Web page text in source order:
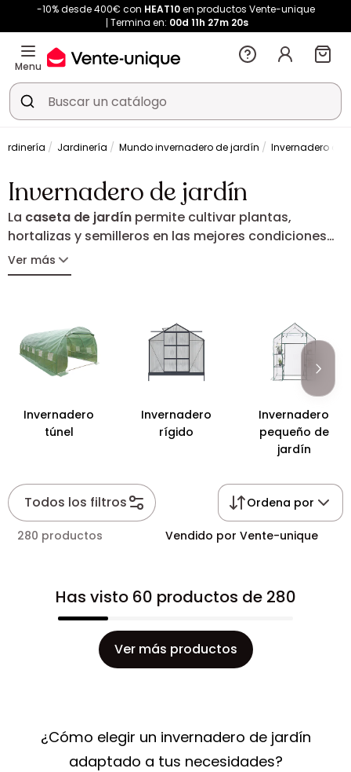
-10% desde 400€ con HEAT10en productos Vente-unique
Termina en: 00d 11h 27m 19s
Menu
Jardinería Mundo invernadero de jardín Invernadero de
Invernadero de jardín
La caseta de jardín permite cultivar plantas,
hortalizas y semilleros en las mejores condiciones
durante todo el año. Protege los cultivos frente a las
inclemencias del tiempo y favorece su desarrollo
ideal para dar vida a todos tus proyectos de
jardinería.
Ver más
Invernadero
túnel
Invernadero
rígido
Invernadero
pequeño de
jardín
Todos los filtros Ordena por
280 productos Vendido por Vente-unique
Has visto 60 productos de 280
Ver más productos
¿Cómo elegir un invernadero de jardín
adaptado a tus necesidades?